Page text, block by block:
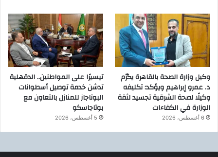
وكيل وزارة الصحة بالقاهرة يكرّم
د. عمرو إبراهيم ويؤكد: تكليفه
وكيلًا لصحة الشرقية تجسيد لثقة
الوزارة في الكفاءات
6 أغسطس، 2026
تيسيرًا على المواطنين.. الدقهلية
تدشن خدمة توصيل أسطوانات
البوتاجاز للمنازل بالتعاون مع
بوتاجاسكو
5 أغسطس، 2026